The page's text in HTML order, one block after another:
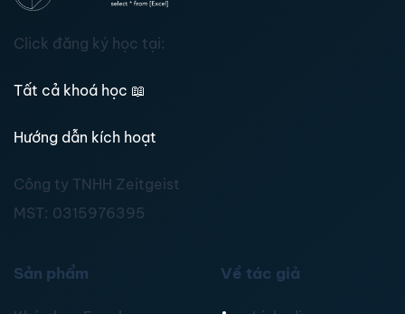
Click đăng ký học tại:
Tất cả khoá học 📖
Hướng dẫn kích hoạt
Công ty TNHH Zeitgeist
MST: 0315976395
Sản phẩm Về tác giả